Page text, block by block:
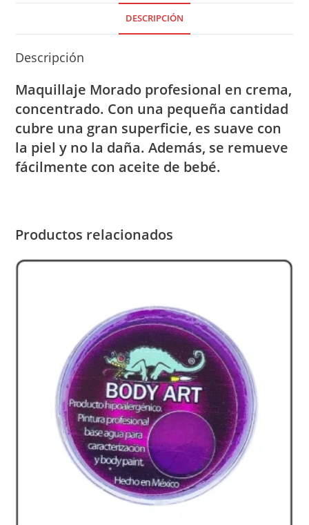
DESCRIPCIÓN
Descripción
Maquillaje Morado profesional en crema,
concentrado. Con una pequeña cantidad
cubre una gran superficie, es suave con
la piel y no la daña. Además, se remueve
fácilmente con aceite de bebé.
Productos relacionados